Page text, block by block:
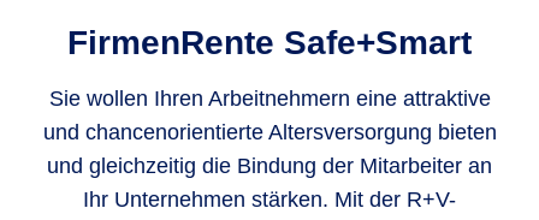
FirmenRente Safe+Smart
Sie wollen Ihren Arbeitnehmern eine attraktive
und chancenorientierte Altersversorgung bieten
und gleichzeitig die Bindung der Mitarbeiter an
Ihr Unternehmen stärken. Mit der R+V-